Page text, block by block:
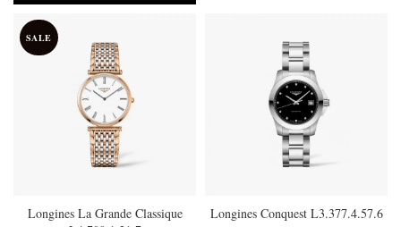
SALE
Longines La Grande Classique
Longines Conquest L3.377.4.57.6